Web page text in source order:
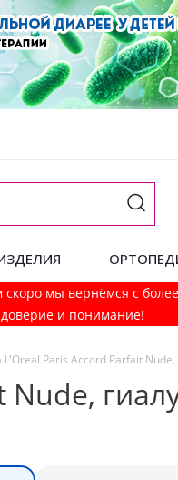
мы вернёмся с
доверие и понимание!
Paris Accord Parfait